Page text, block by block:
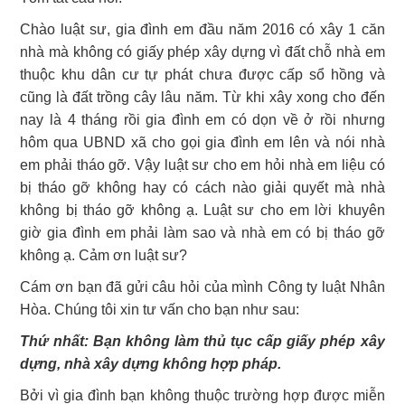
Chào luật sư, gia đình em đầu năm 2016 có xây 1 căn
nhà mà không có giấy phép xây dựng vì đất chỗ nhà em
thuộc khu dân cư tự phát chưa được cấp sổ hồng và
cũng là đất trồng cây lâu năm. Từ khi xây xong cho đến
nay là 4 tháng rồi gia đình em có dọn về ở rồi nhưng
hôm qua UBND xã cho gọi gia đình em lên và nói nhà
em phải tháo gỡ. Vậy luật sư cho em hỏi nhà em liệu có
bị tháo gỡ không hay có cách nào giải quyết mà nhà
không bị tháo gỡ không ạ. Luật sư cho em lời khuyên
giờ gia đình em phải làm sao và nhà em có bị tháo gỡ
không ạ. Cảm ơn luật sư?
Cám ơn bạn đã gửi câu hỏi của mình Công ty luật Nhân
Hòa. Chúng tôi xin tư vấn cho bạn như sau:
Thứ nhất: Bạn không làm thủ tục cấp giấy phép xây
dựng, nhà xây dựng không hợp pháp.
Bởi vì gia đình bạn không thuộc trường hợp được miễn